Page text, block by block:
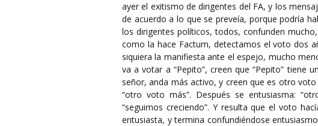
ayer el exitismo de dirigentes del FA, y los
de acuerdo a lo que se preveía, porque podría
los dirigentes políticos, todos, confunden
como la hace Factum, detectamos el voto dos
siquiera la manifiesta ante el espejo, mucho
va a votar a “Pepito”, creen que “Pepito” tiene
señor, anda más activo, y creen que es otro
“otro voto más”. Después se entusiasma:
“seguimos creciendo”. Y resulta que el voto
entusiasta, y termina confundiéndose